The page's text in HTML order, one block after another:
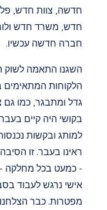
חדשה, צוות חדש,
חדש, משרד חדש ולוח
חברה חדשה עכשיו.
השגנו התאמה לשוק
הלקוחות המתאימים
גדל ומתבגר, כמו גם
בקושי היה קיים
למותג ובקשות
- כמעט בכל מחלקה -
אישי נרגש לעבוד
מפטרות. כבר